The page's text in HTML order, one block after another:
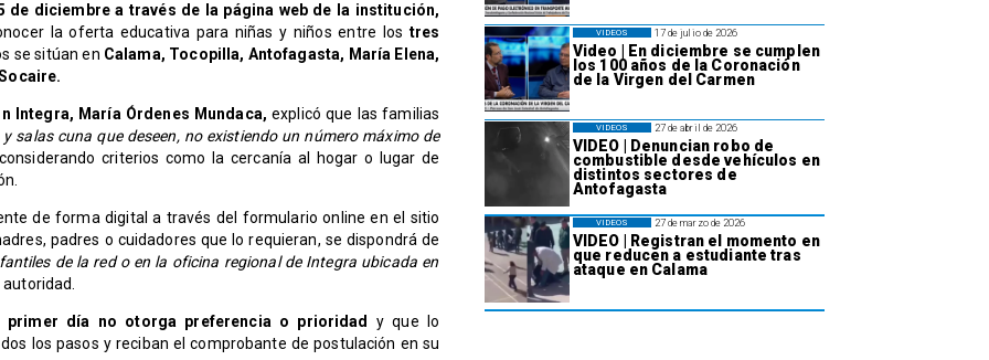
de diciembre a través de la página web de la institución,
la oferta educativa para niñas y niños entre los tres
se sitúan en Calama, Tocopilla, Antofagasta, María Elena,
María Órdenes Mundaca, explicó que las familias
salas cuna que deseen, no existiendo un número máximo de
criterios como la cercanía al hogar o lugar de
de forma digital a través del formulario online en el sitio
padres o cuidadores que lo requieran, se dispondrá de
de la red o en la oficina regional de Integra ubicada en
primer día no otorga preferencia o prioridad y que lo
los pasos y reciban el comprobante de postulación en su
17 de julio de 2026
Video | En diciembre se cumplen
los 100 años de la Coronación
de la Virgen del Carmen
VIDEOS
27 de abril de 2026
VIDEO | Denuncian robo de
combustible desde vehículos en
distintos sectores de
Antofagasta
VIDEOS
27 de marzo de 2026
VIDEO | Registran el momento en
que reducen a estudiante tras
ataque en Calama
VIDEOS